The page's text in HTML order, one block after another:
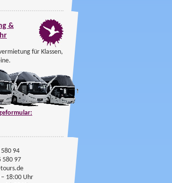
&
für Klassen,
94
580 97
18:00 Uhr